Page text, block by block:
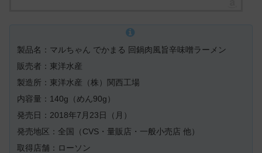
製品名：マルちゃん でかまる 回鍋肉風旨辛味噌ラーメン
販売者：東洋水産
製造所：東洋水産（株）関西工場
内容量：140g（めん90g）
発売日：2018年7月23日（月）
発売地区：全国（CVS・量販店・一般小売店 他）
取得店舗：ローソン